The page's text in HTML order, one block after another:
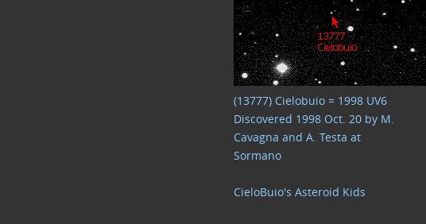
(13777) Cielobuio = 1998 UV6
Discovered 1998 Oct. 20 by M.
Cavagna and A. Testa at
Sormano
CieloBuio's Asteroid Kids